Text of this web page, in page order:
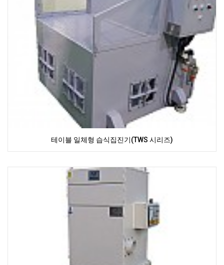
테이블 일체형 습식집진기(TWS 시리즈)